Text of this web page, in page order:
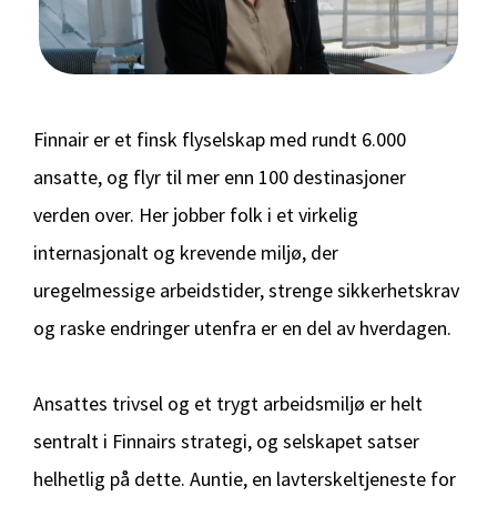
Finnair er et finsk flyselskap med rundt 6.000
ansatte, og flyr til mer enn 100 destinasjoner
verden over. Her jobber folk i et virkelig
internasjonalt og krevende miljø, der
uregelmessige arbeidstider, strenge sikkerhetskrav
og raske endringer utenfra er en del av hverdagen.
Ansattes trivsel og et trygt arbeidsmiljø er helt
sentralt i Finnairs strategi, og selskapet satser
helhetlig på dette. Auntie, en lavterskeltjeneste for